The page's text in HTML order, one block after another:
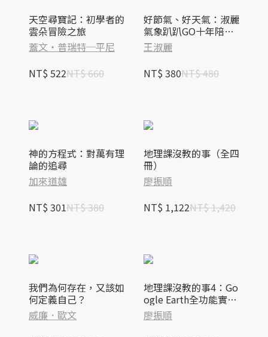
天空尋寶記：初學者的
雲朵冒險之旅
蓋文‧普瑞特─平尼
NT$ 522NT$ 660
好節氣、好天氣：淑麗
氣象趴趴GO十年陪你
全臺走透透！
王淑麗
NT$ 380NT$ 480
神的方程式：對萬有理
論的追尋
加來道雄
NT$ 301NT$ 380
地理課沒教的事（全四
冊）
廖振順
NT$ 1,122NT$ 1,420
我們為何存在，又該如
何定義自己？
威廉．歐文
地理課沒教的事4：Go
ogle Earth全功能實作
【Level Up版】
廖振順